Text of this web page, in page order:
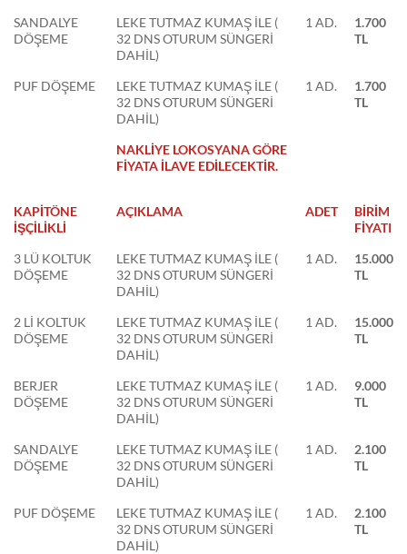
SANDALYE
DÖŞEME
LEKE TUTMAZ KUMAŞ İLE (
32 DNS OTURUM SÜNGERİ
DAHİL)
1 AD.
1.700
TL
PUF DÖŞEME
LEKE TUTMAZ KUMAŞ İLE (
32 DNS OTURUM SÜNGERİ
DAHİL)
1 AD.
1.700
TL
NAKLİYE LOKOSYANA GÖRE
FİYATA İLAVE EDİLECEKTİR.
KAPİTÖNE
İŞÇİLİKLİ
AÇIKLAMA ADET
BİRİM
FİYATI
3 LÜ KOLTUK
DÖŞEME
LEKE TUTMAZ KUMAŞ İLE (
32 DNS OTURUM SÜNGERİ
DAHİL)
1 AD.
15.000
TL
2 Lİ KOLTUK
DÖŞEME
LEKE TUTMAZ KUMAŞ İLE (
32 DNS OTURUM SÜNGERİ
DAHİL)
1 AD.
15.000
TL
BERJER
DÖŞEME
LEKE TUTMAZ KUMAŞ İLE (
32 DNS OTURUM SÜNGERİ
DAHİL)
1 AD.
9.000
TL
SANDALYE
DÖŞEME
LEKE TUTMAZ KUMAŞ İLE (
32 DNS OTURUM SÜNGERİ
DAHİL)
1 AD.
2.100
TL
PUF DÖŞEME
LEKE TUTMAZ KUMAŞ İLE (
32 DNS OTURUM SÜNGERİ
DAHİL)
1 AD.
2.100
TL